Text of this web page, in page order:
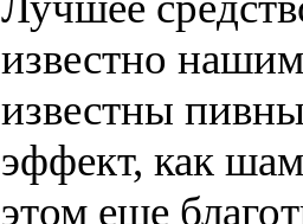
известно
известны
эффект, как
этом еще